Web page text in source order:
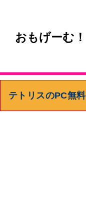
おもげーむ！
テトリスのPC無